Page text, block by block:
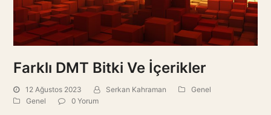
Farklı DMT Bitki Ve İçerikler
12 Ağustos 2023 Serkan Kahraman
Genel
Genel
0 Yorum